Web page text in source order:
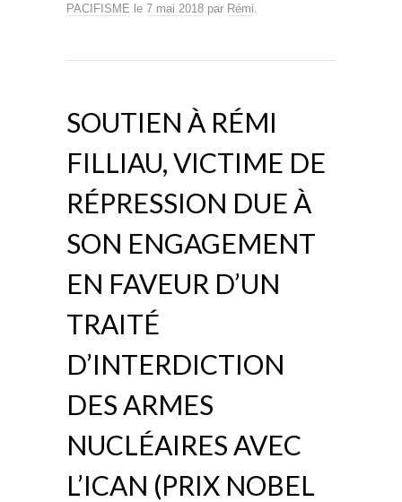
PACIFISME le 7 mai 2018 par Rémi
SOUTIEN À RÉMI
FILLIAU, VICTIME DE
RÉPRESSION DUE À
SON ENGAGEMENT
EN FAVEUR D’UN
TRAITÉ
D’INTERDICTION
DES ARMES
NUCLÉAIRES AVEC
L’ICAN (PRIX NOBEL